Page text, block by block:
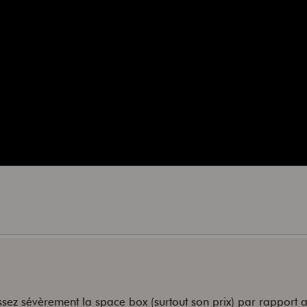
sévèrement la space box (surtout son prix) par rapport